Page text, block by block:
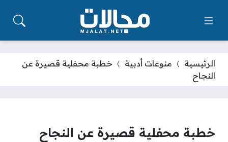
الرئيسية منوعات أدبية
خطبة محفلية قصيرة عن
النجاح
خطبة محفلية قصيرة عن النجاح